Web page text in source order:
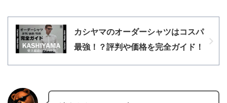
カシヤマのオーダーシャツはコスパ
最強！？評判や価格を完全ガイド！